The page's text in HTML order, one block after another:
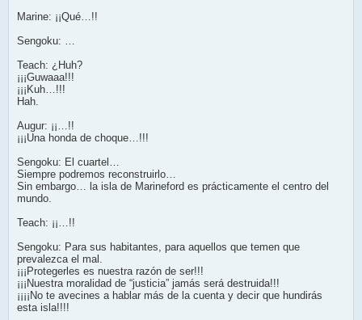
Marine: ¡¡Qué…!!
Sengoku: …
Teach: ¿Huh?
¡¡¡Guwaaa!!!
¡¡¡Kuh…!!!
Hah.
Augur: ¡¡…!!
¡¡¡Una honda de choque…!!!
Sengoku: El cuartel…
Siempre podremos reconstruirlo…
Sin embargo… la isla de Marineford es prácticamente el centro del
mundo.
Teach: ¡¡…!!
Sengoku: Para sus habitantes, para aquellos que temen que
prevalezca el mal.
¡¡¡Protegerles es nuestra razón de ser!!!
¡¡¡Nuestra moralidad de “justicia” jamás será destruida!!!
¡¡¡¡No te avecines a hablar más de la cuenta y decir que hundirás
esta isla!!!!